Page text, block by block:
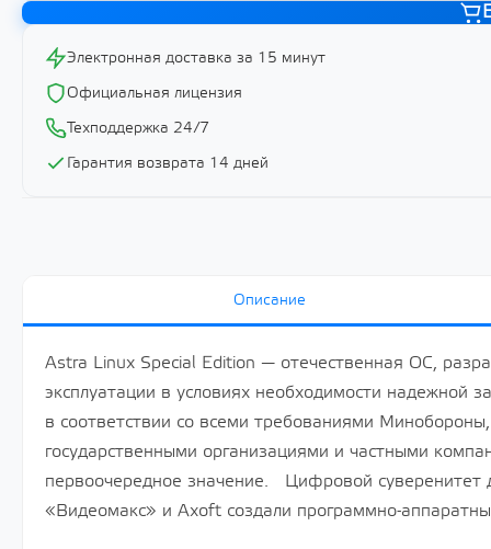
Электронная доставка за 15 минут
Официальная лицензия
Техподдержка 24/7
Гарантия возврата 14 дней
Описание
Astra Linux Special Edition — отечественная ОС,
эксплуатации в условиях необходимости
в соответствии со всеми требованиями
государственными организациями и частными
первоочередное значение. Цифровой суверенитет
«Видеомакс» и Axoft создали программно-